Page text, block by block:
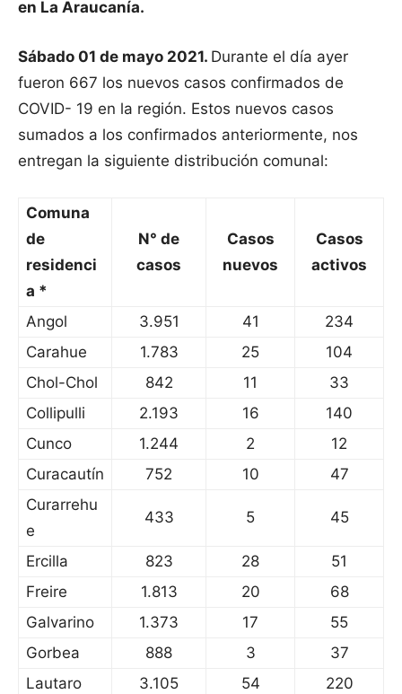
en La Araucanía.
Sábado 01 de mayo 2021. Durante el día ayer
fueron 667 los nuevos casos confirmados de
COVID- 19 en la región. Estos nuevos casos
sumados a los confirmados anteriormente, nos
entregan la siguiente distribución comunal:
Comuna
de
residenci
a *
N° de
casos
Casos
nuevos
Casos
activos
Angol 3.951 41
234
Carahue
1.783 25
104
Chol-Chol
842 11
33
Collipulli
2.193 16
140
Cunco
1.244 2
12
Curacautín
752 10
47
Curarrehu
e
433 5 45
Ercilla 823 28
51
Freire
1.813 20
68
Galvarino
1.373 17
55
Gorbea
888 3
37
Lautaro
3.105 54
220